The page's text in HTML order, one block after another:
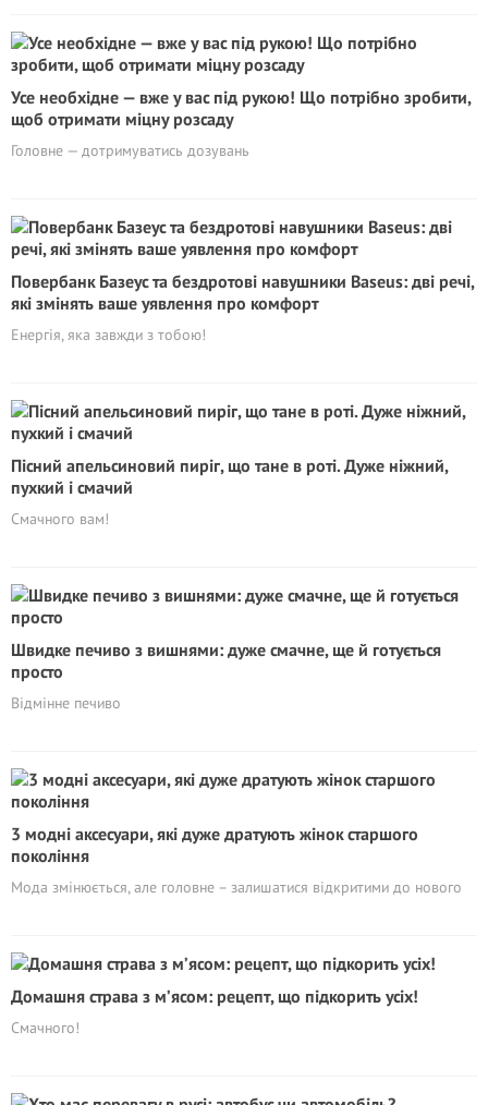
Усе необхідне — вже у вас під рукою! Що потрібно зробити,
щоб отримати міцну розсаду
Головне — дотримуватись дозувань
Повербанк Базеус та бездротові навушники Baseus: дві речі,
які змінять ваше уявлення про комфорт
Енергія, яка завжди з тобою!
Пісний апельсиновий пиріг, що тане в роті. Дуже ніжний,
пухкий і смачий
Смачного вам!
Швидке печиво з вишнями: дуже смачне, ще й готується
просто
Відмінне печиво
3 модні аксесуари, які дуже дратують жінок старшого
покоління
Мода змінюється, але головне – залишатися відкритими до нового
Домашня страва з м’ясом: рецепт, що підкорить усіх!
Смачного!